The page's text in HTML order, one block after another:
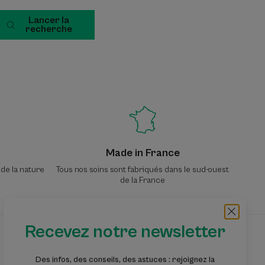
Lancer la
recherche
Recevez notre newsletter
Des infos, des conseils, des astuces : rejoignez la
la nature
Made in France
Tous nos soins sont fabriqués dans le sud-ouest
de la France